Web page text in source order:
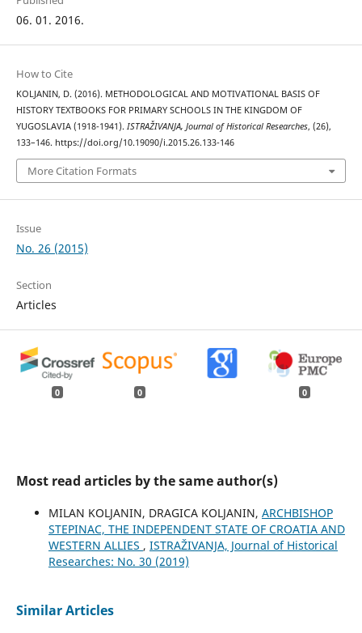
06. 01. 2016.
How to Cite
KOLJANIN, D. (2016). METHODOLOGICAL AND MOTIVATIONAL BASIS OF
HISTORY TEXTBOOKS FOR PRIMARY SCHOOLS IN THE KINGDOM OF
YUGOSLAVIA (1918-1941). ISTRAŽIVANJA, Јournal of Historical Researches, (26),
133–146. https://doi.org/10.19090/i.2015.26.133-146
More Citation Formats
Issue
No. 26 (2015)
Section
Articles
0 0 0
Most read articles by the same author(s)
MILAN KOLJANIN, DRAGICA KOLJANIN, ARCHBISHOP
STEPINAC, THE INDEPENDENT STATE OF CROATIA AND
WESTERN ALLIES , ISTRAŽIVANJA, Јournal of Historical
Researches: No. 30 (2019)
Similar Articles